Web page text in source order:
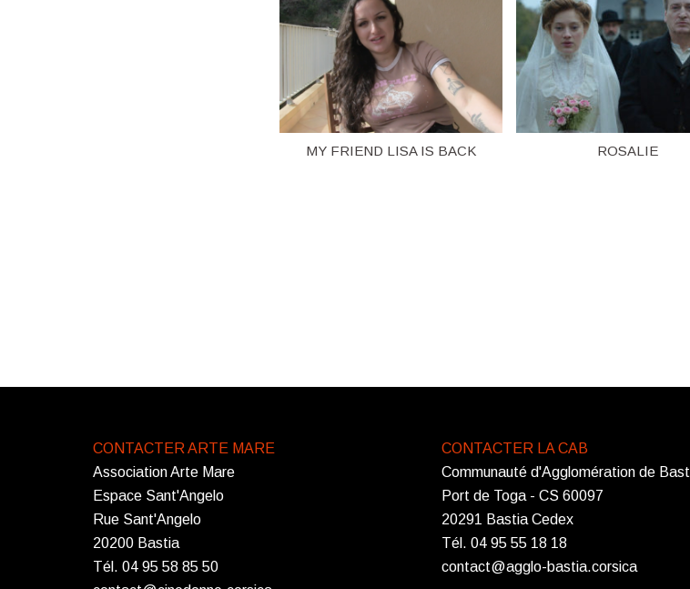
MY FRIEND LISA IS BACK ROSALIE
CONTACTER ARTE MARE
Association Arte Mare
Espace Sant'Angelo
Rue Sant'Angelo
20200 Bastia
Tél. 04 95 58 85 50
CONTACTER LA CAB
Communauté d'Agglomération de
Port de Toga - CS 60097
20291 Bastia Cedex
Tél. 04 95 55 18 18
contact@agglo-bastia.corsica